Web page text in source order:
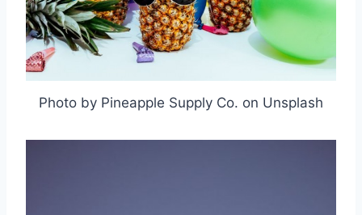
Photo by Pineapple Supply Co. on Unsplash